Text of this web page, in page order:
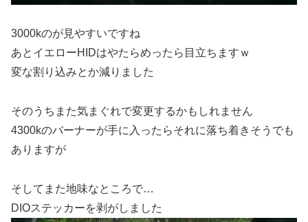
3000kのが見やすいですね
あとイエローHIDはやたらめったら目立ちますｗ
変な割り込みとか減りました
そのうちまた気まぐれで変更するかもしれません
4300kのバーナーが手に入ったらそれに落ち着きそうでも
ありますが
そしてまた地味なところで…
DIOステッカーを剥がしました